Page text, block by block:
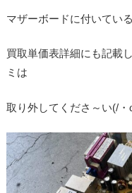
マザーボードに付いてい
買取単価表詳細にも記載
ミは
取り外してくださ～い(/